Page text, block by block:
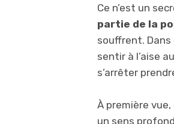
Ce n’est un
partie de la
souffrent.
sentir à l’aise
s’arrêter
À première
un sens